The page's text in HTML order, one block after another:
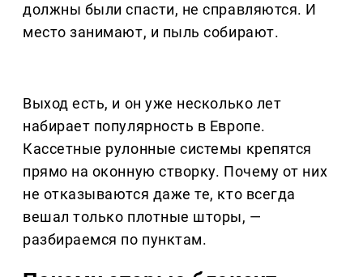
должны были спасти, не справляются. И
место занимают, и пыль собирают.
Выход есть, и он уже несколько лет
набирает популярность в Европе.
Кассетные рулонные системы крепятся
прямо на оконную створку. Почему от них
не отказываются даже те, кто всегда
вешал только плотные шторы, —
разбираемся по пунктам.